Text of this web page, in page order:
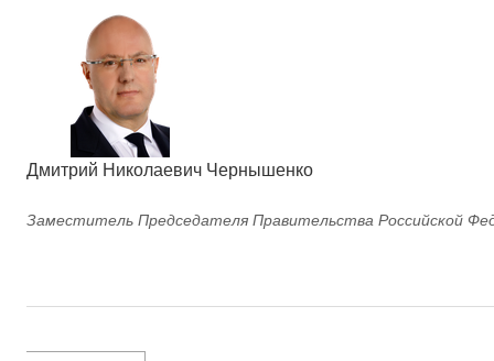
Дмитрий Николаевич Чернышенко
Заместитель Председателя Правительства Российской